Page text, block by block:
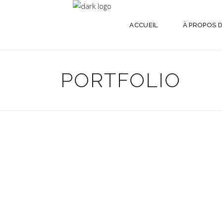
ACCUEIL À PROPOS
PORTFOLIO